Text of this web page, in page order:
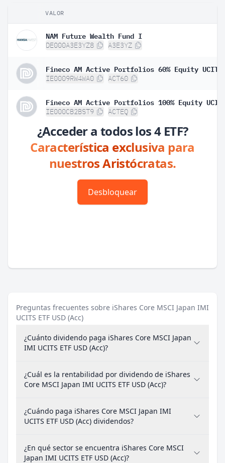
VALOR
NAM Future Wealth Fund I
DE000A3E3YZ8 A3E3YZ
IE0009RW4WA0 ACT60
IE000CB2BST9 ACTEQ
¿Acceder a todos los 4 ETF?
Característica exclusiva para
nuestros Aristócratas.
Desbloquear
Preguntas frecuentes sobre iShares Core MSCI Japan IMI
UCITS ETF USD (Acc)
¿Cuánto dividendo paga iShares Core MSCI Japan
IMI UCITS ETF USD (Acc)?
¿Cuál es la rentabilidad por dividendo de iShares
Core MSCI Japan IMI UCITS ETF USD (Acc)?
¿Cuándo paga iShares Core MSCI Japan IMI
UCITS ETF USD (Acc) dividendos?
¿En qué sector se encuentra iShares Core MSCI
Japan IMI UCITS ETF USD (Acc)?